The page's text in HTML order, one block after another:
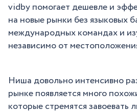
vidby помогает дешевле и
на новые рынки без языковых
международных командах и
независимо от
Ниша довольно интенсивно
рынке появляется много
которые стремятся завоевать